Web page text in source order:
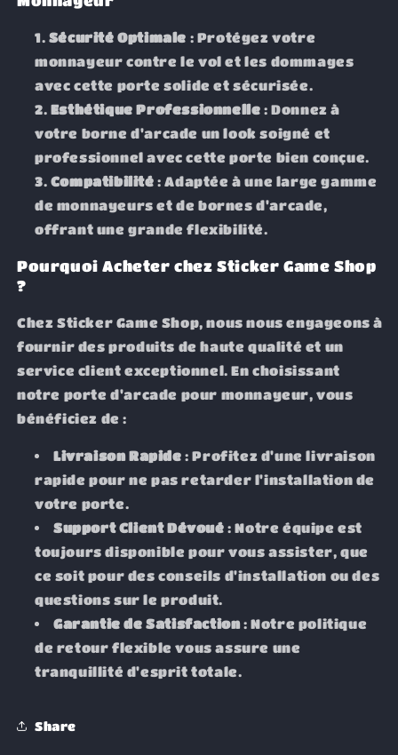
Sécurité Optimale : Protégez votre
monnayeur contre le vol et les dommages
avec cette porte solide et sécurisée.
Esthétique Professionnelle : Donnez à
votre borne d'arcade un look soigné et
professionnel avec cette porte bien conçue.
Compatibilité : Adaptée à une large gamme
de monnayeurs et de bornes d'arcade,
offrant une grande flexibilité.
Pourquoi Acheter chez Sticker Game Shop
?
Chez Sticker Game Shop, nous nous engageons à
fournir des produits de haute qualité et un
service client exceptionnel. En choisissant
notre porte d'arcade pour monnayeur, vous
bénéficiez de :
Livraison Rapide : Profitez d'une livraison
rapide pour ne pas retarder l'installation de
votre porte.
Support Client Dévoué : Notre équipe est
toujours disponible pour vous assister, que
ce soit pour des conseils d'installation ou des
questions sur le produit.
Garantie de Satisfaction: Notre politique
de retour flexible vous assure une
tranquillité d'esprit totale.
Share